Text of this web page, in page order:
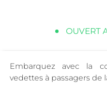
OUVERT
Embarquez avec la
vedettes à passagers de